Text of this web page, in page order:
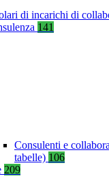
di incarichi di
141
Consulenti e
tabelle) 106
209